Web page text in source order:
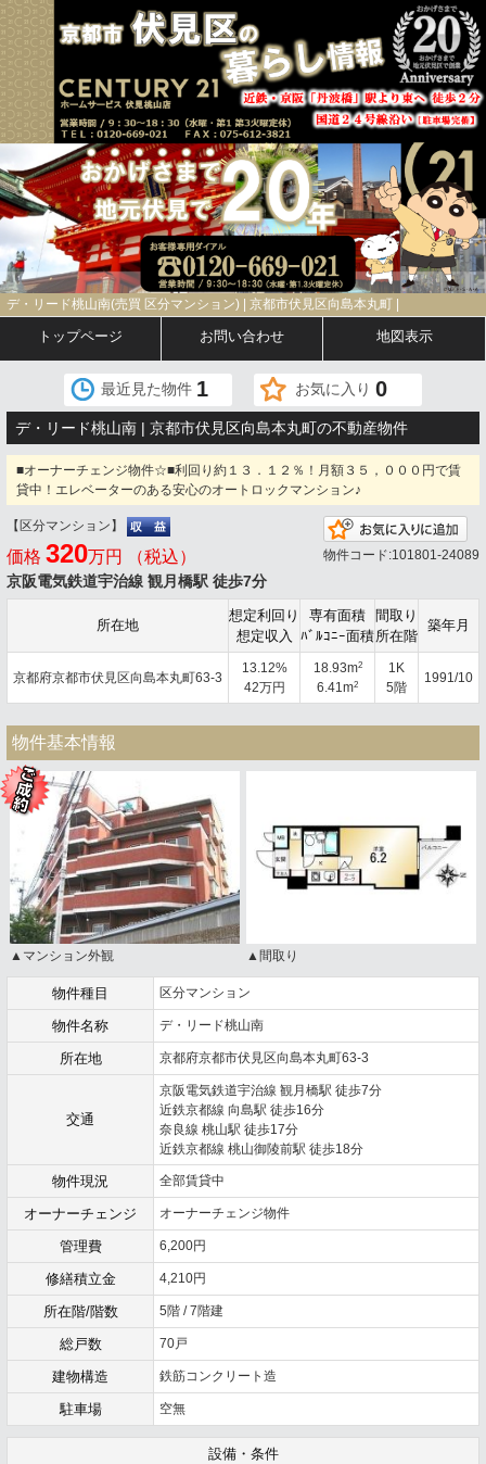
デ・リード桃山南(売買 区分マンション) | 京都市伏見区向島本丸町 |
トップページ お問い合わせ 地図表示
最近見た物件 1 お気に入り 0
デ・リード桃山南 | 京都市伏見区向島本丸町の不動産物件
■オーナーチェンジ物件☆■利回り約１３．１２％！月額３５，０００円で賃
貸中！エレベーターのある安心のオートロックマンション♪
【区分マンション】
価格 320万円 （税込）
京阪電気鉄道宇治線 観月橋駅 徒歩7分
物件コード:101801-24089
所在地
想定利回り
想定収入
専有面積
ﾊﾞﾙｺﾆｰ面積
間取り
所在階
築年月
京都府京都市伏見区向島本丸町63-3
13.12%
42万円
18.93m2
6.41m2
1K
5階
1991/10
物件基本情報
▲マンション外観 ▲間取り
物件種目 区分マンション
物件名称 デ・リード桃山南
所在地 京都府京都市伏見区向島本丸町63-3
交通
京阪電気鉄道宇治線 観月橋駅 徒歩7分
近鉄京都線 向島駅 徒歩16分
奈良線 桃山駅 徒歩17分
近鉄京都線 桃山御陵前駅 徒歩18分
物件現況 全部賃貸中
オーナーチェンジ オーナーチェンジ物件
管理費 6,200円
修繕積立金 4,210円
所在階/階数 5階 / 7階建
総戸数 70戸
建物構造 鉄筋コンクリート造
駐車場 空無
設備・条件